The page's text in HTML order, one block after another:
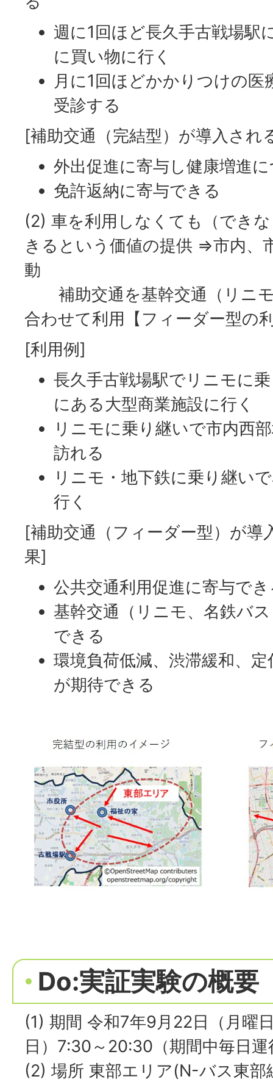
週に1回ほど長久手古戦場駅
に買い物に行く
月に1回ほどかかりつけの医
受診する
[補助交通（完結型）が導入され
外出促進に寄与し健康増進
免許返納に寄与できる
(2) 車を利用しなくても（でき
きるという価値の提供 ⇒市内、
動
補助交通を基幹交通（リニモ
合わせて利用【フィーダー型の
[利用例]
長久手古戦場駅でリニモに
にある大型商業施設に行く
リニモに乗り継いで市内西
訪れる
リニモ・地下鉄に乗り継い
行く
[補助交通（フィーダー型）が導
果]
公共交通利用促進に寄与で
基幹交通（リニモ、名鉄バ
できる
環境負荷低減、渋滞緩和、
が期待できる
Do:実証実験の概要
(1) 期間 令和7年9月22日（月曜
日）7:30～20:30（期間中毎日運
(2) 場所 東部エリア(N-バス東部